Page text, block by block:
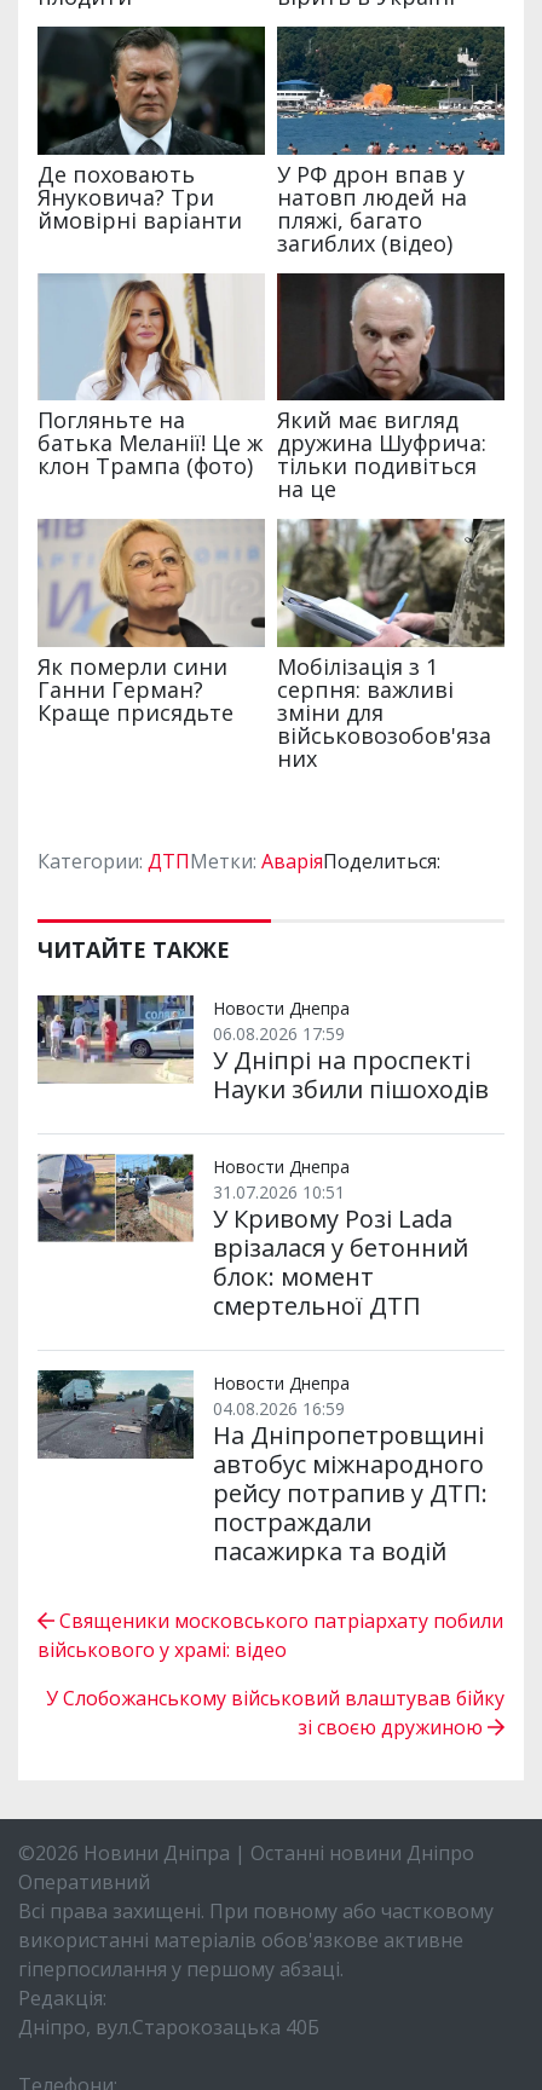
Категории: ДТПМетки: АваріяПоделиться:
ЧИТАЙТЕ ТАКЖЕ
Новости Днепра
06.08.2026 17:59
У Дніпрі на проспекті
Науки збили пішоходів
Новости Днепра
31.07.2026 10:51
У Кривому Розі Lada
врізалася у бетонний
блок: момент
смертельної ДТП
Новости Днепра
04.08.2026 16:59
На Дніпропетровщині
автобус міжнародного
рейсу потрапив у ДТП:
постраждали
пасажирка та водій
Священики московського патріархату побили
військового у храмі: відео
У Слобожанському військовий влаштував бійку
зі своєю дружиною
©2026 Новини Дніпра | Останні новини Дніпро
Оперативний
Всі права захищені. При повному або частковому
використанні матеріалів обов'язкове активне
гіперпосилання у першому абзаці.
Редакція:
Дніпро, вул.Старокозацька 40Б